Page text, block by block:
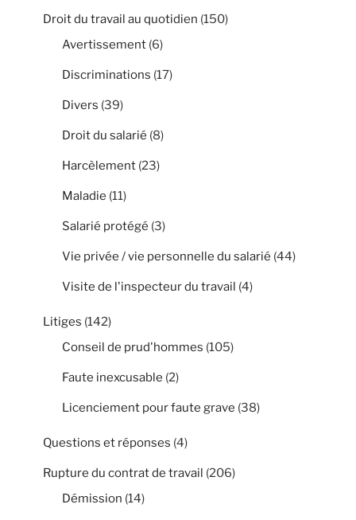
Droit du travail au quotidien (150)
Avertissement (6)
Discriminations (17)
Divers (39)
Droit du salarié (8)
Harcèlement (23)
Maladie (11)
Salarié protégé (3)
Vie privée / vie personnelle du salarié (44)
Visite de l'inspecteur du travail (4)
Litiges (142)
Conseil de prud'hommes (105)
Faute inexcusable (2)
Licenciement pour faute grave (38)
Questions et réponses (4)
Rupture du contrat de travail (206)
Démission (14)